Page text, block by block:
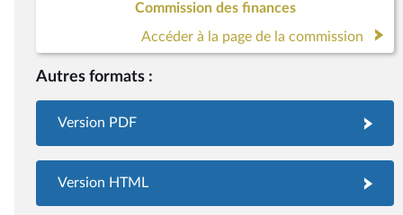
Commission des finances
Accéder à la page de la commission
Autres formats :
Version PDF
Version HTML